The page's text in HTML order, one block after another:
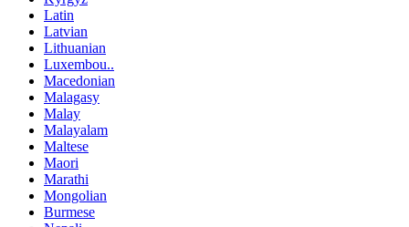
Latin
Latvian
Lithuanian
Luxembou..
Macedonian
Malagasy
Malay
Malayalam
Maltese
Maori
Marathi
Mongolian
Burmese